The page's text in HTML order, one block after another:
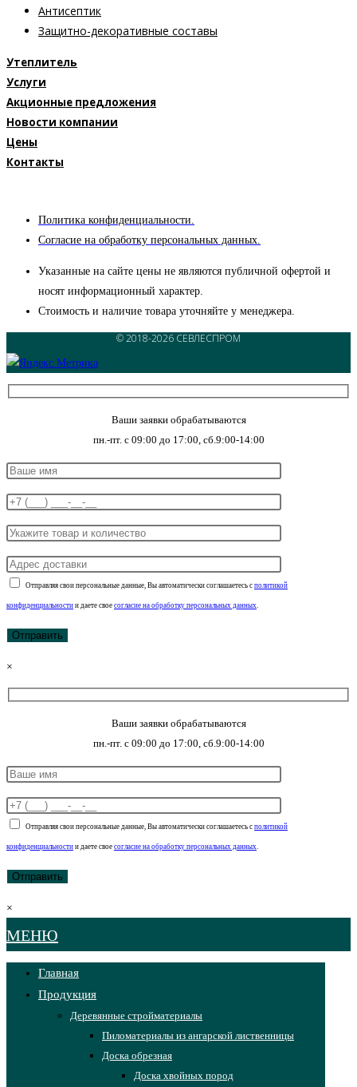
Антисептик
Защитно-декоративные составы
Утеплитель
Услуги
Акционные предложения
Новости компании
Цены
Контакты
Политика конфиденциальности.
Согласие на обработку персональных данных.
Указанные на сайте цены не являются публичной офертой и
носят информационный характер.
Стоимость и наличие товара уточняйте у менеджера.
© 2018-2026 СЕВЛЕСПРОМ
Ваши заявки обрабатываются
пн.-пт. с 09:00 до 17:00, сб.9:00-14:00
Отправляя свои персональные данные, Вы автоматически соглашаетесь с политикой
конфиденциальности и даете свое согласие на обработку персональных данных.
×
Ваши заявки обрабатываются
пн.-пт. с 09:00 до 17:00, сб.9:00-14:00
Отправляя свои персональные данные, Вы автоматически соглашаетесь с политикой
конфиденциальности и даете свое согласие на обработку персональных данных
×
МЕНЮ
Главная
Продукция
Деревянные стройматериалы
Пиломатериалы из ангарской лиственницы
Доска обрезная
Доска хвойных пород